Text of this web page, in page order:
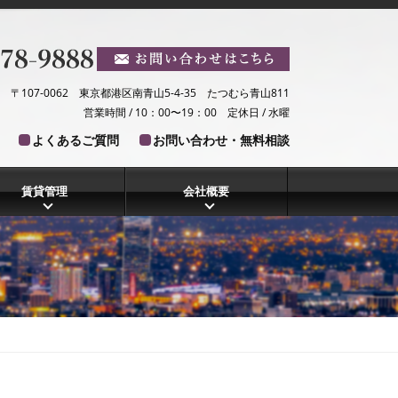
〒107-0062 東京都港区南青山5-4-35 たつむら青山811
営業時間 / 10：00〜19：00 定休日 / 水曜
よくあるご質問 お問い合わせ・無料相談
賃貸管理 会社概要